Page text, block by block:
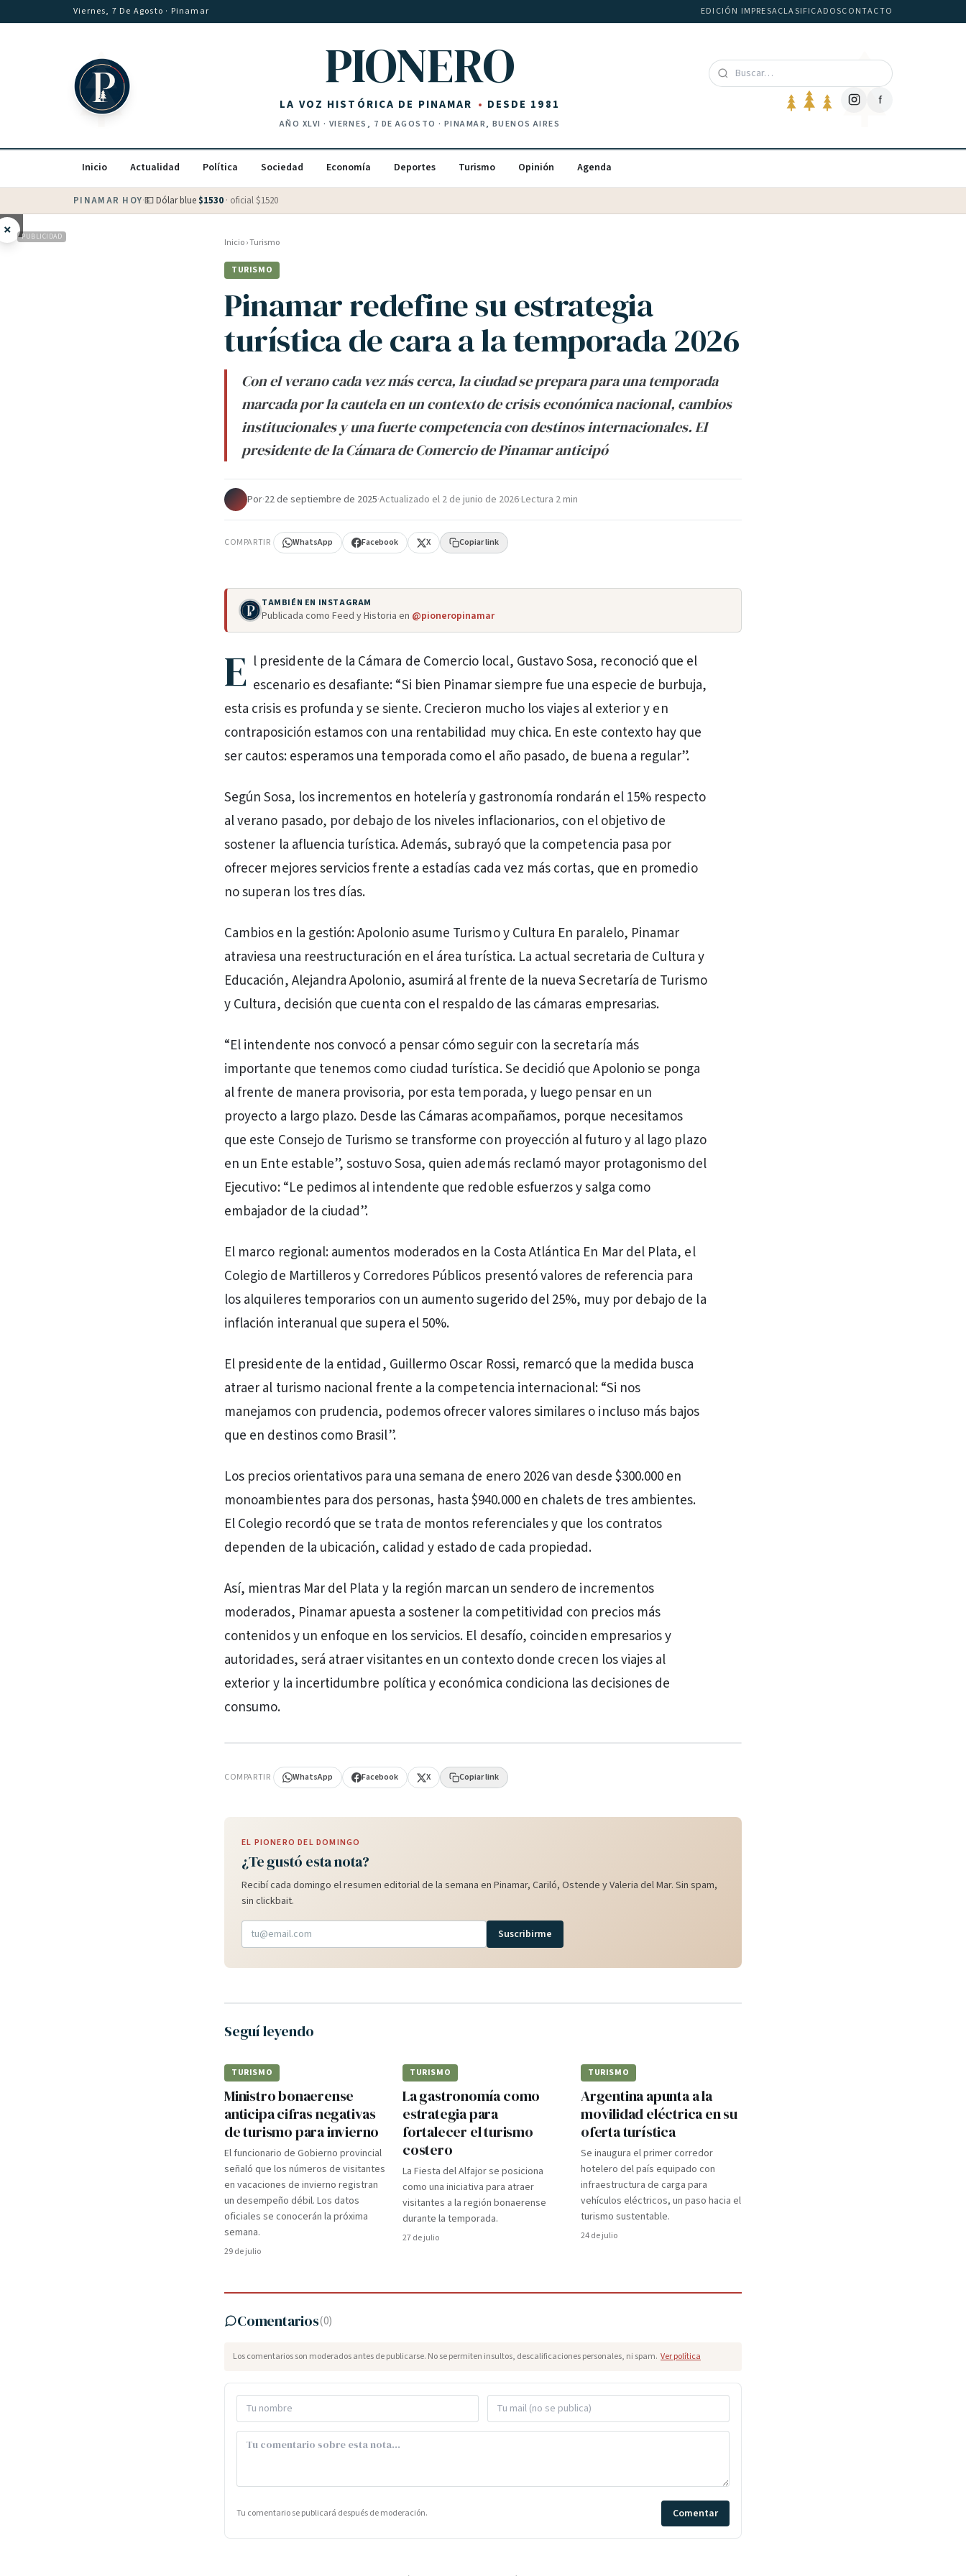
Saltar al contenidoViernes, 7 De Agosto · Pinamar EDICIÓN IMPRESACLASIFICADOSCONTACTO
PIONERO
LA VOZ HISTÓRICA DE PINAMAR DESDE 1981
AÑO XLVI · VIERNES, 7 DE AGOSTO · PINAMAR, BUENOS AIRES
f
Inicio Actualidad Política Sociedad Economía Deportes Turismo Opinión Agenda
PINAMAR HOY·💵 Dólar blue $1530 · oficial $1520
× PUBLICIDAD Inicio›Turismo
TURISMO
Pinamar redefine su estrategia
turística de cara a la temporada 2026
Con el verano cada vez más cerca, la ciudad se prepara para una temporada
marcada por la cautela en un contexto de crisis económica nacional, cambios
institucionales y una fuerte competencia con destinos internacionales. El
presidente de la Cámara de Comercio de Pinamar anticipó
Por·22 de septiembre de 2025·Actualizado el 2 de junio de 2026·Lectura 2 min
COMPARTIR WhatsApp Facebook X Copiar link
TAMBIÉN EN INSTAGRAM
Publicada como Feed y Historia en @pioneropinamar
E l presidente de la Cámara de Comercio local, Gustavo Sosa, reconoció que el
escenario es desafiante: “Si bien Pinamar siempre fue una especie de burbuja,
esta crisis es profunda y se siente. Crecieron mucho los viajes al exterior y en
contraposición estamos con una rentabilidad muy chica. En este contexto hay que
ser cautos: esperamos una temporada como el año pasado, de buena a regular”.
Según Sosa, los incrementos en hotelería y gastronomía rondarán el 15% respecto
al verano pasado, por debajo de los niveles inflacionarios, con el objetivo de
sostener la afluencia turística. Además, subrayó que la competencia pasa por
ofrecer mejores servicios frente a estadías cada vez más cortas, que en promedio
no superan los tres días.
Cambios en la gestión: Apolonio asume Turismo y Cultura En paralelo, Pinamar
atraviesa una reestructuración en el área turística. La actual secretaria de Cultura y
Educación, Alejandra Apolonio, asumirá al frente de la nueva Secretaría de Turismo
y Cultura, decisión que cuenta con el respaldo de las cámaras empresarias.
“El intendente nos convocó a pensar cómo seguir con la secretaría más
importante que tenemos como ciudad turística. Se decidió que Apolonio se ponga
al frente de manera provisoria, por esta temporada, y luego pensar en un
proyecto a largo plazo. Desde las Cámaras acompañamos, porque necesitamos
que este Consejo de Turismo se transforme con proyección al futuro y al lago plazo
en un Ente estable”, sostuvo Sosa, quien además reclamó mayor protagonismo del
Ejecutivo: “Le pedimos al intendente que redoble esfuerzos y salga como
embajador de la ciudad”.
El marco regional: aumentos moderados en la Costa Atlántica En Mar del Plata, el
Colegio de Martilleros y Corredores Públicos presentó valores de referencia para
los alquileres temporarios con un aumento sugerido del 25%, muy por debajo de la
inflación interanual que supera el 50%.
El presidente de la entidad, Guillermo Oscar Rossi, remarcó que la medida busca
atraer al turismo nacional frente a la competencia internacional: “Si nos
manejamos con prudencia, podemos ofrecer valores similares o incluso más bajos
que en destinos como Brasil”.
Los precios orientativos para una semana de enero 2026 van desde $300.000 en
monoambientes para dos personas, hasta $940.000 en chalets de tres ambientes.
El Colegio recordó que se trata de montos referenciales y que los contratos
dependen de la ubicación, calidad y estado de cada propiedad.
Así, mientras Mar del Plata y la región marcan un sendero de incrementos
moderados, Pinamar apuesta a sostener la competitividad con precios más
contenidos y un enfoque en los servicios. El desafío, coinciden empresarios y
autoridades, será atraer visitantes en un contexto donde crecen los viajes al
exterior y la incertidumbre política y económica condiciona las decisiones de
consumo.
COMPARTIR WhatsApp Facebook X Copiar link
EL PIONERO DEL DOMINGO
¿Te gustó esta nota?
Recibí cada domingo el resumen editorial de la semana en Pinamar, Cariló, Ostende y Valeria del Mar. Sin spam,
sin clickbait.
Suscribirme
Seguí leyendo
TURISMO
Ministro bonaerense
anticipa cifras negativas
de turismo para invierno
El funcionario de Gobierno provincial
señaló que los números de visitantes
en vacaciones de invierno registran
un desempeño débil. Los datos
oficiales se conocerán la próxima
semana.
29 de julio
TURISMO
La gastronomía como
estrategia para
fortalecer el turismo
costero
La Fiesta del Alfajor se posiciona
como una iniciativa para atraer
visitantes a la región bonaerense
durante la temporada.
27 de julio
TURISMO
Argentina apunta a la
movilidad eléctrica en su
oferta turística
Se inaugura el primer corredor
hotelero del país equipado con
infraestructura de carga para
vehículos eléctricos, un paso hacia el
turismo sustentable.
24 de julio
Comentarios(0)
Los comentarios son moderados antes de publicarse. No se permiten insultos, descalificaciones personales, ni spam. Ver política
Tu comentario se publicará después de moderación. Comentar